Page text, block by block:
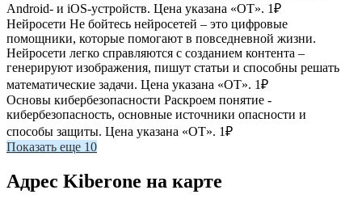
Android- и iOS-устройств. Цена указана «ОТ». 1₽
Нейросети Не бойтесь нейросетей – это цифровые
помощники, которые помогают в повседневной жизни.
Нейросети легко справляются с созданием контента –
генерируют изображения, пишут статьи и способны решать
математические задачи. Цена указана «ОТ». 1₽
Основы кибербезопасности Раскроем понятие -
кибербезопасность, основные источники опасности и
способы защиты. Цена указана «ОТ». 1₽
Показать еще 10
Адрес Kiberone на карте